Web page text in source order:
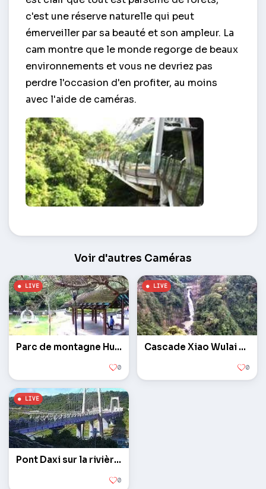
c'est une réserve naturelle qui peut
émerveiller par sa beauté et son ampleur. La
cam montre que le monde regorge de beaux
environnements et vous ne devriez pas
perdre l'occasion d'en profiter, au moins
avec l'aide de caméras.
Voir d'autres Caméras
Parc de montagne Hutoushan
0
Cascade Xiao Wulai et pont Luofu
0
Pont Daxi sur la rivière Tamsui
0